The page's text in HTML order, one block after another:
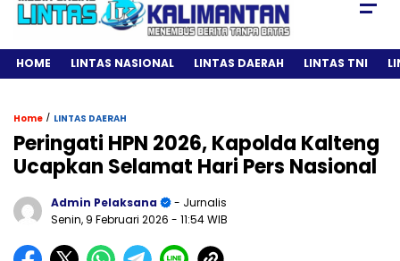
HOME LINTAS NASIONAL LINTAS DAERAH LINTAS TNI
Home / LINTAS DAERAH
Peringati HPN 2026, Kapolda Kalteng
Ucapkan Selamat Hari Pers Nasional
Admin Pelaksana
- Jurnalis
Senin, 9 Februari 2026 - 11:54 WIB